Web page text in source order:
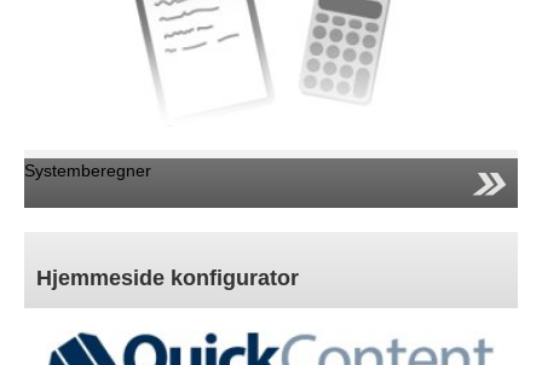
Systemberegner
Hjemmeside konfigurator